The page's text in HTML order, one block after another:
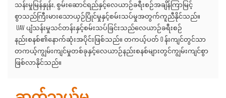
သန်းမှုမြန်နှုန်း, စွမ်းဆောင်ရည်နှင့်လေယာဉ်ခရီးစဉ်အချိန်ကြာမြင့်
စွာသည်ကြီးမားသောယှဉ်ပြိုင်မှုနှင့်စမ်းသပ်မှုအတွက်ကူညီနိုင်သည်။
UAV ပျံသန်းမှုသင်တန်းနှင့်စမ်းသပ်ခြင်းသည်လေယာဉ်ခရီးစဉ်
နည်းစနစ်၏နောက်ဆုံးအပိုင်းဖြစ်သည်။ တကယ့်ပတ် 0 န်းကျင်တွင်သာ
တကယ့်ကျွမ်းကျင်မှုတစ်ခုနှင့်လေယာဉ်နည်းစနစ်များတွင်ကျွမ်းကျင်စွာ
ဖြစ်လာနိုင်သည်။